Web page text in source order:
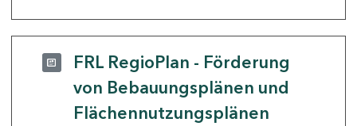
FRL RegioPlan - Förderung
von Bebauungsplänen und
Flächennutzungsplänen